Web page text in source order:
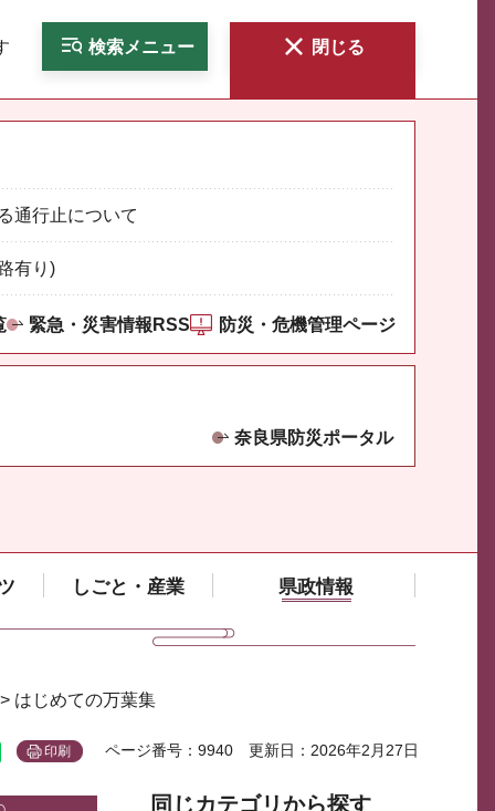
検索メニュー 閉じる
通行止について
有り)
緊急・災害情報RSS 防災・危機管理ページ
奈良県防災ポータル
しごと・産業 県政情報
> はじめての万葉集
印刷 ページ番号：9940 更新日：2026年2月27日
同じカテゴリから探す